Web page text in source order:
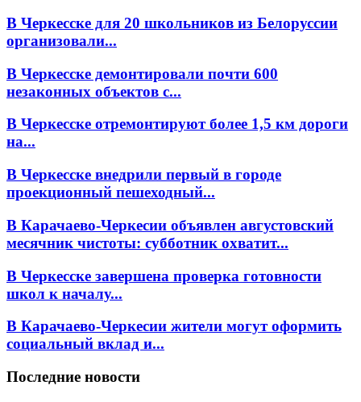
В Черкесске для 20 школьников из Белоруссии
организовали...
В Черкесске демонтировали почти 600
незаконных объектов с...
В Черкесске отремонтируют более 1,5 км дороги
на...
В Черкесске внедрили первый в городе
проекционный пешеходный...
В Карачаево-Черкесии объявлен августовский
месячник чистоты: субботник охватит...
В Черкесске завершена проверка готовности
школ к началу...
В Карачаево-Черкесии жители могут оформить
социальный вклад и...
Последние новости